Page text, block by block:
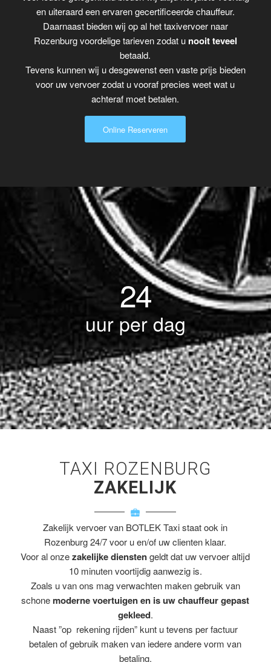
en uiteraard een ervaren gecertificeerde chauffeur.
Daarnaast bieden wij op al het taxivervoer naar
Rozenburg voordelige tarieven zodat u nooit teveel
betaald.
Tevens kunnen wij u desgewenst een vaste prijs bieden
voor uw vervoer zodat u vooraf precies weet wat u
achteraf moet betalen.
Online Reserveren
24
uur per dag
TAXI ROZENBURG
ZAKELIJK
Zakelijk vervoer van BOTLEK Taxi staat ook in
Rozenburg 24/7 voor u en/of uw clienten klaar.
Voor al onzezakelijke dienstengeldt dat uw vervoer altijd
10 minuten voortijdig aanwezig is.
Zoals u van ons mag verwachten maken gebruik van
schone moderne voertuigen en is uw chauffeur gepast
gekleed.
Naast ”op rekening rijden” kunt u tevens per factuur
betalen of gebruik maken van iedere andere vorm van
betaling.